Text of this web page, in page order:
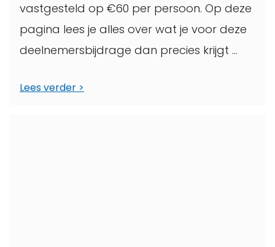
vastgesteld op €60 per persoon. Op deze
pagina lees je alles over wat je voor deze
deelnemersbijdrage dan precies krijgt ...
Lees verder